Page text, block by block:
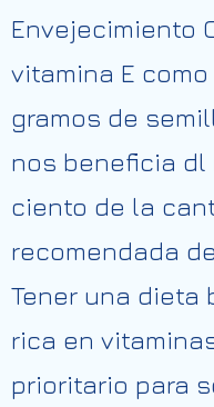
Envejecimiento
vitamina E
gramos de
nos beneficia dl
ciento de la
recomendada
Tener una dieta
rica en
prioritario para